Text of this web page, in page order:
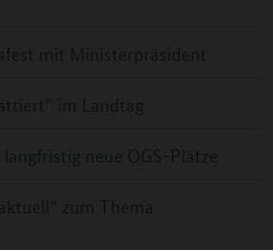
mit Ministerpräsident
im Landtag
neue OGS-Plätze
zum Thema